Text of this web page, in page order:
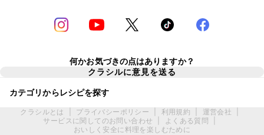
何かお気づきの点はありますか？
クラシルに意見を送る
カテゴリからレシピを探す
クラシルとは プライバシーポリシー 利用規約 運営会社
サービスに関してのお問い合わせ
よくある質問
おいしく安全に料理を楽しむために